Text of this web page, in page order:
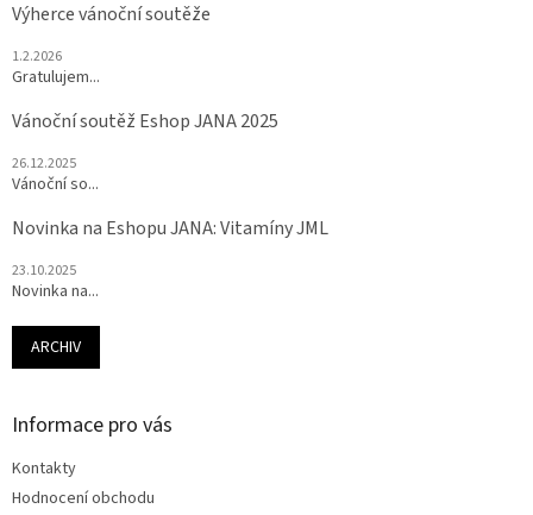
Výherce vánoční soutěže
1.2.2026
Gratulujem...
Vánoční soutěž Eshop JANA 2025
26.12.2025
Vánoční so...
Novinka na Eshopu JANA: Vitamíny JML
23.10.2025
Novinka na...
ARCHIV
Informace pro vás
Kontakty
Hodnocení obchodu